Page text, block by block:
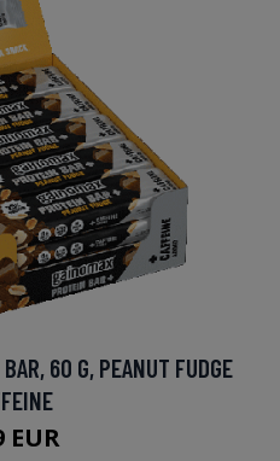
60 G, PEANUT FUDGE
EUR